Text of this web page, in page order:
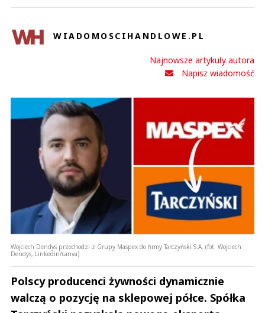
WIADOMOSCIHANDLOWE.PL
Najnowsze artykuły autora
Napisz wiadomość
Wojciech Dendys przechodzi z Grupy Maspex do firmy Tarczyński S.A. (fot. Wojciech
Dendys, Linkedin/canva)
Polscy producenci żywności dynamicznie
walczą o pozycję na sklepowej półce. Spółka